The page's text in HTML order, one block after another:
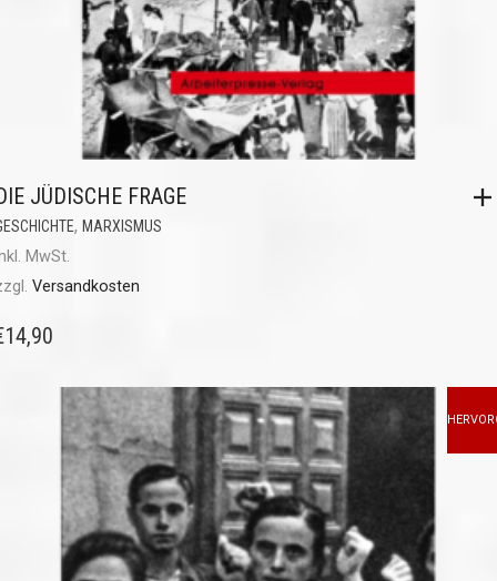
JÜDISCHE FRAGE
, MARXISMUS
MwSt.
Versandkosten
14,90